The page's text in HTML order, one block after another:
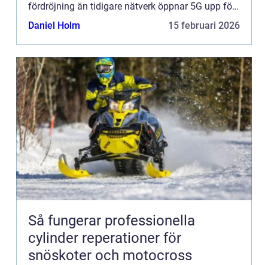
fördröjning än tidigare nätverk öppnar 5G upp för
helt ny...
Daniel Holm 15 februari 2026
Så fungerar professionella
cylinder reperationer för
snöskoter och motocross